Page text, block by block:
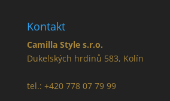
Kontakt
Camilla Style s.r.o.
Dukelských hrdinů 583, Kolín
tel.: +420 778 07 79 99